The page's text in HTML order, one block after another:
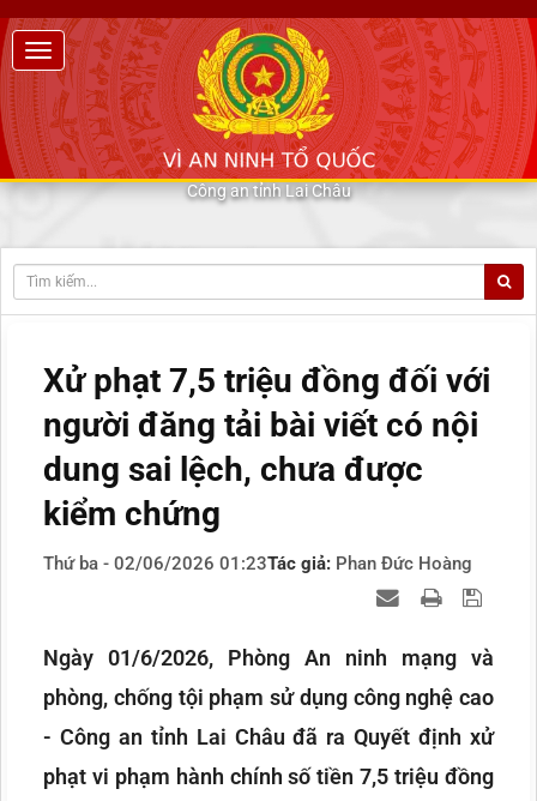
Công an tỉnh Lai Châu
Xử phạt 7,5 triệu đồng đối với
người đăng tải bài viết có nội
dung sai lệch, chưa được
kiểm chứng
Thứ ba - 02/06/2026 01:23Tác giả: Phan Đức Hoàng
Ngày 01/6/2026, Phòng An ninh mạng và
phòng, chống tội phạm sử dụng công nghệ cao
- Công an tỉnh Lai Châu đã ra Quyết định xử
phạt vi phạm hành chính số tiền 7,5 triệu đồng